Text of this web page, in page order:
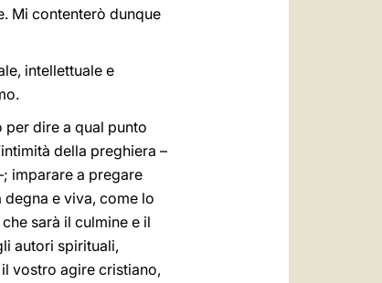
Mi contenterò dunque
intellettuale e
per dire a qual punto
della preghiera –
imparare a pregare
e viva, come lo
sarà il culmine e il
autori spirituali,
vostro agire cristiano,